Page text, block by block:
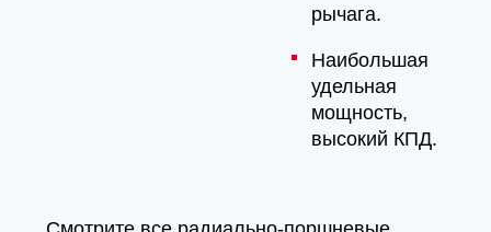
рычага.
Наибольшая
удельная
мощность,
высокий КПД.